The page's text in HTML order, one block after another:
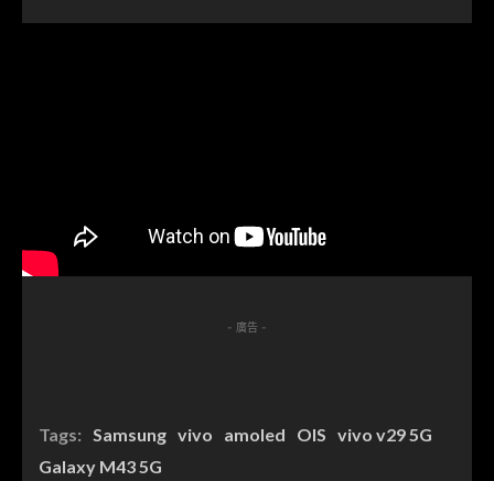
- 廣告 -
Tags: Samsung vivo amoled OIS vivo v29 5G
Galaxy M43 5G